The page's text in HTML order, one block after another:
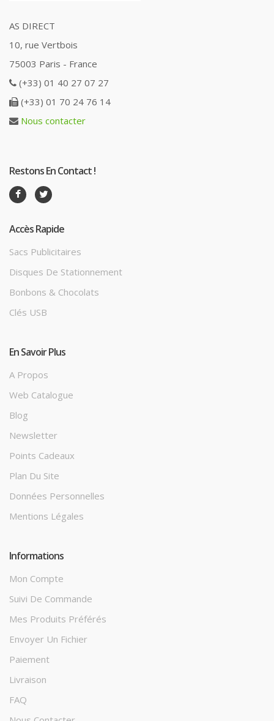
AS DIRECT
10, rue Vertbois
75003 Paris - France
(+33) 01 40 27 07 27
(+33) 01 70 24 76 14
Nous contacter
Restons En Contact !
Accès Rapide
Sacs Publicitaires
Disques De Stationnement
Bonbons & Chocolats
Clés USB
En Savoir Plus
A Propos
Web Catalogue
Blog
Newsletter
Points Cadeaux
Plan Du Site
Données Personnelles
Mentions Légales
Informations
Mon Compte
Suivi De Commande
Mes Produits Préférés
Envoyer Un Fichier
Paiement
Livraison
FAQ